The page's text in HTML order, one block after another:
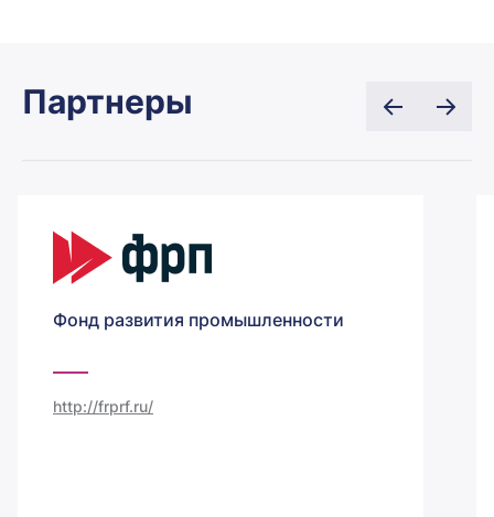
Партнеры
Фонд развития промышленности
http://frprf.ru/